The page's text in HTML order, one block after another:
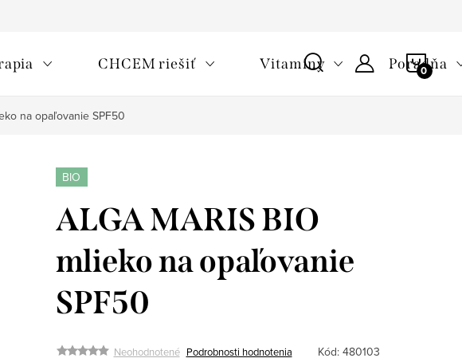
CHCEM riešiť Vitamíny Poradňa
na opaľovanie SPF50
BIO
ALGA MARIS BIO
mlieko na opaľovanie
SPF50
Neohodnotené Podrobnosti hodnotenia Kód: 480103